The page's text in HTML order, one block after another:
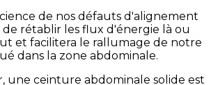
de nos défauts d'alignement
rétablir les flux d'énergie là ou
et facilitera le rallumage de notre
dans la zone abdominale.
une ceinture abdominale solide est